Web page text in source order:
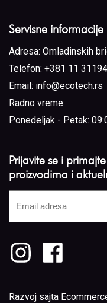
Servisne informacije
Adresa: Omladinskih
Telefon: +381 11
Email: info@ecotech.rs
Radno vreme:
Ponedeljak - Petak:
Prijavite se i
proizvodima i
adresa
Razvoj sajta